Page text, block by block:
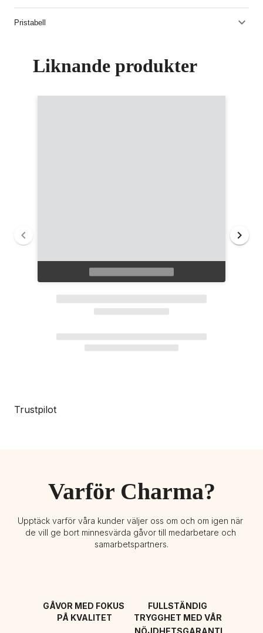
Pristabell
Liknande produkter
Trustpilot
Varför Charma?
Upptäck varför våra kunder väljer oss om och om igen när
de vill ge bort minnesvärda gåvor till medarbetare och
samarbetspartners.
GÅVOR MED FOKUS
PÅ KVALITET
FULLSTÄNDIG
TRYGGHET MED VÅR
NÖJDHETSGARANTI